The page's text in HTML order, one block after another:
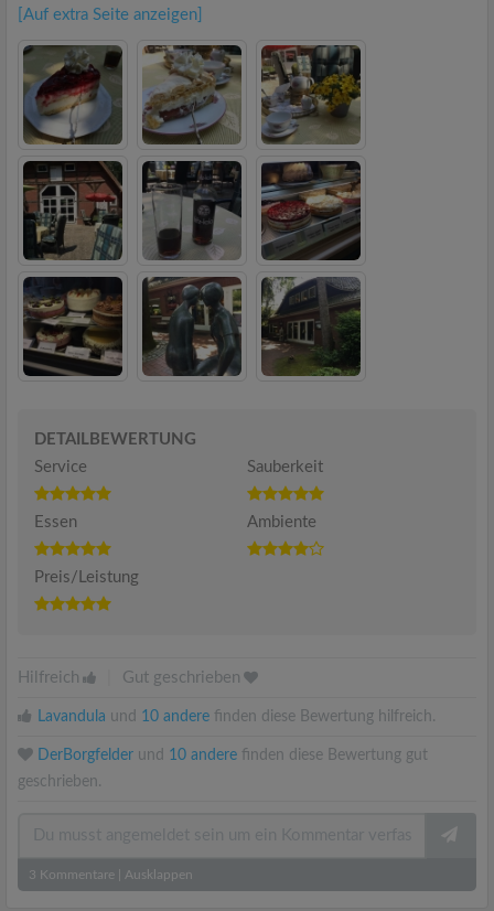
[Auf extra Seite anzeigen]
DETAILBEWERTUNG
Service
Sauberkeit
Essen Ambiente
Preis/Leistung
Hilfreich Gut geschrieben
Lavandula und 10 andere finden diese Bewertung hilfreich.
DerBorgfelder und 10 andere finden diese Bewertung gut
geschrieben.
3 Kommentare Ausklappen